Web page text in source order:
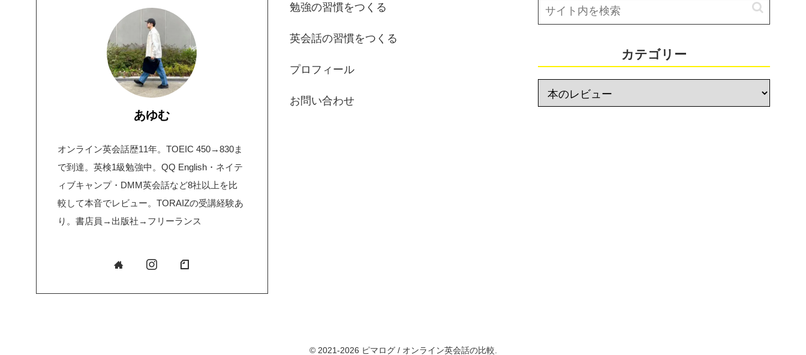
あゆむ
オンライン英会話歴11年。TOEIC 450→830ま
で到達。英検1級勉強中。QQ English・ネイテ
ィブキャンプ・DMM英会話など8社以上を比
較して本音でレビュー。TORAIZの受講経験あ
り。書店員→出版社→フリーランス
勉強の習慣をつくる
英会話の習慣をつくる
プロフィール
お問い合わせ
カテゴリー
© 2021-2026 ピマログ / オンライン英会話の比較.